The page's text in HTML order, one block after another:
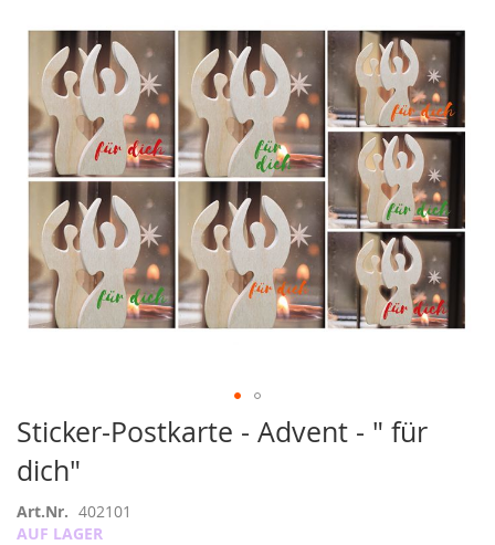
Sticker-Postkarte - Advent - " für
dich"
Art.Nr. 402101
AUF LAGER
der
Bildergalerie
springen
Zum
Anfang
der
Bildergalerie
springen